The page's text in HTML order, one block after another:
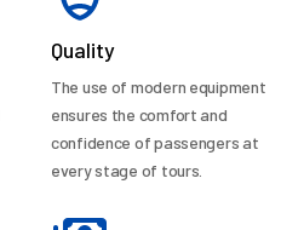
Quality
The use of modern equipment
ensures the comfort and
confidence of passengers at
every stage of tours.